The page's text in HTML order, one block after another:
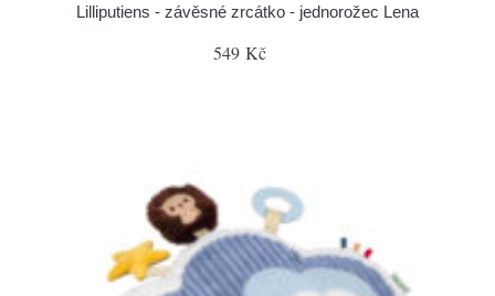
Lilliputiens - závěsné zrcátko - jednorožec Lena
549 Kč